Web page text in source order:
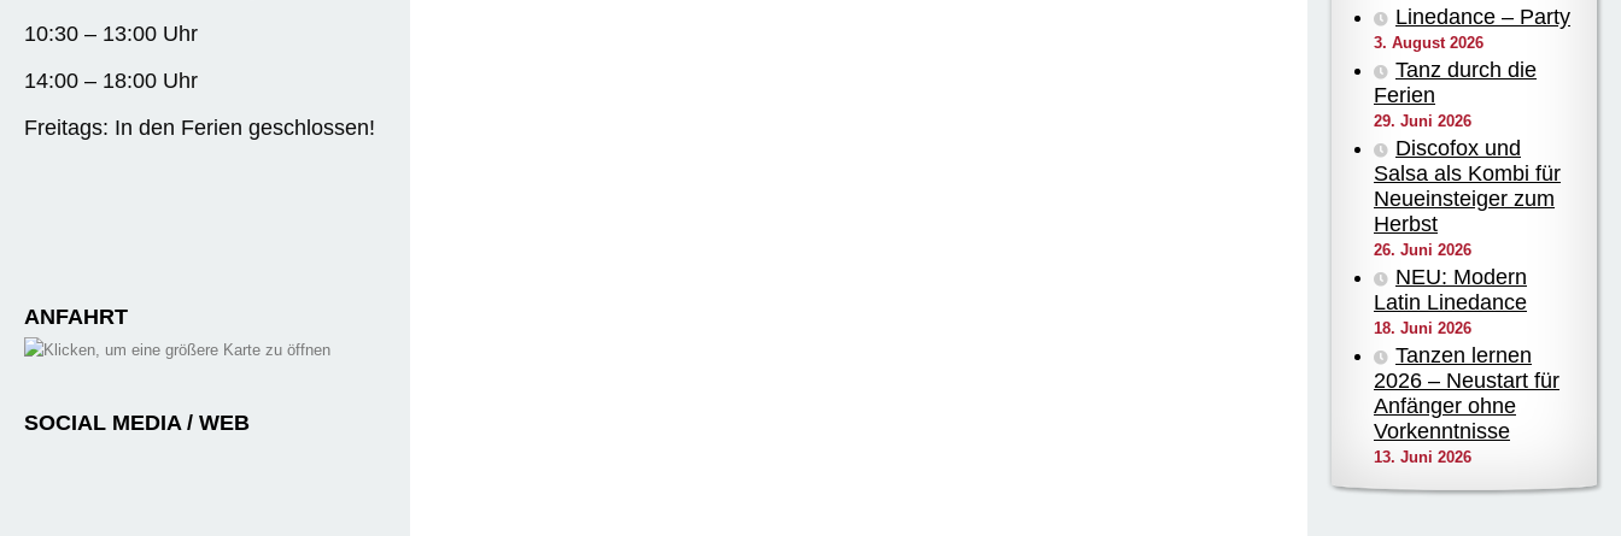
10:30 – 13:00 Uhr
14:00 – 18:00 Uhr
Freitags: In den Ferien geschlossen!
ANFAHRT
SOCIAL MEDIA / WEB
Linedance – Party
3. August 2026
Tanz durch die
Ferien
29. Juni 2026
Discofox und
Salsa als Kombi für
Neueinsteiger zum
Herbst
26. Juni 2026
NEU: Modern
Latin Linedance
18. Juni 2026
Tanzen lernen
2026 – Neustart für
Anfänger ohne
Vorkenntnisse
13. Juni 2026